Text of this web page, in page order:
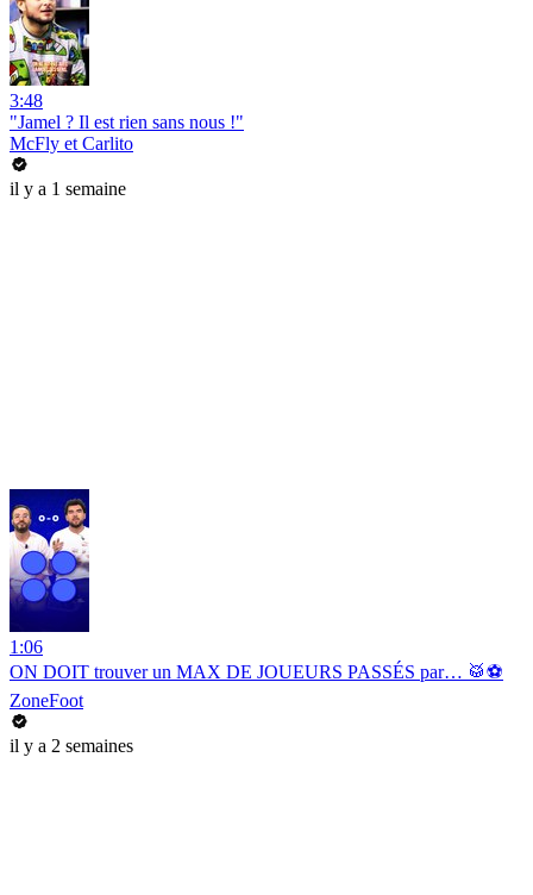
3:48
"Jamel ? Il est rien sans nous !"
McFly et Carlito
il y a 1 semaine
1:06
ON DOIT trouver un MAX DE JOUEURS PASSÉS par… 🥁⚽️
ZoneFoot
il y a 2 semaines